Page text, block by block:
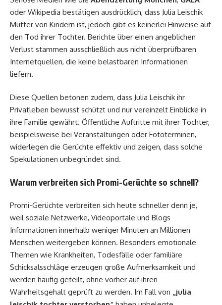
oder Wikipedia bestätigen ausdrücklich, dass Julia Leischik
Mutter von Kindern ist, jedoch gibt es keinerlei Hinweise auf
den Tod ihrer Tochter. Berichte über einen angeblichen
Verlust stammen ausschließlich aus nicht überprüfbaren
Internetquellen, die keine belastbaren Informationen
liefern.
Diese Quellen betonen zudem, dass Julia Leischik ihr
Privatleben bewusst schützt und nur vereinzelt Einblicke in
ihre Familie gewährt. Öffentliche Auftritte mit ihrer Tochter,
beispielsweise bei Veranstaltungen oder Fototerminen,
widerlegen die Gerüchte effektiv und zeigen, dass solche
Spekulationen unbegründet sind.
Warum verbreiten sich Promi-Gerüchte so schnell?
Promi-Gerüchte verbreiten sich heute schneller denn je,
weil soziale Netzwerke, Videoportale und Blogs
Informationen innerhalb weniger Minuten an Millionen
Menschen weitergeben können. Besonders emotionale
Themen wie Krankheiten, Todesfälle oder familiäre
Schicksalsschläge erzeugen große Aufmerksamkeit und
werden häufig geteilt, ohne vorher auf ihren
Wahrheitsgehalt geprüft zu werden. Im Fall von „julia